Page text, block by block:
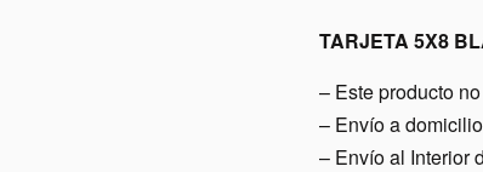
TARJETA 5X8
– Este producto
– Envío a
– Envío al Interior